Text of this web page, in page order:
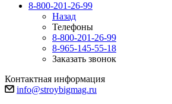
8-800-201-26-99
Назад
Телефоны
8-800-201-26-99
8-965-145-55-18
Заказать звонок
Контактная информация
info@stroybigmag.ru